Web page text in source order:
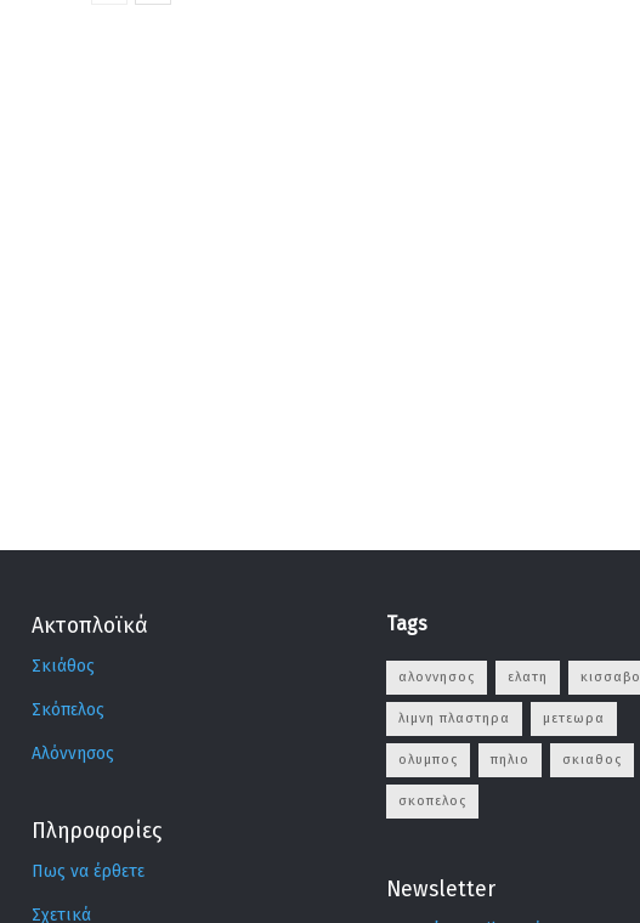
Ακτοπλοϊκά
Σκιάθος
Σκόπελος
Αλόννησος
Πληροφορίες
Πως να έρθετε
Σχετικά
Tags
αλοννησος ελατη
λιμνη πλαστηρα μετεωρα
ολυμπος πηλιο σκιαθος
σκοπελος
Newsletter